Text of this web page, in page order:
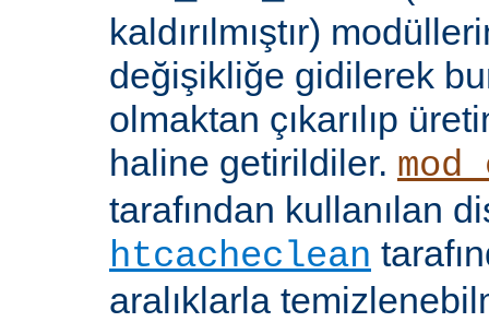
kaldırılmıştır)
değişikliğe gidilerek
olmaktan çıkarılıp
haline getirildiler.
tarafından kullanılan
htcacheclean
aralıklarla